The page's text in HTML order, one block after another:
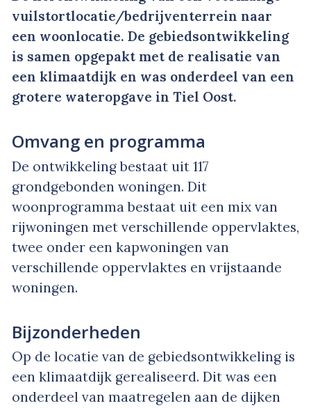
vuilstortlocatie/bedrijventerrein naar
een woonlocatie. De gebiedsontwikkeling
is samen opgepakt met de realisatie van
een klimaatdijk en was onderdeel van een
grotere wateropgave in Tiel Oost.
Omvang en programma
De ontwikkeling bestaat uit 117
grondgebonden woningen. Dit
woonprogramma bestaat uit een mix van
rijwoningen met verschillende oppervlaktes,
twee onder een kapwoningen van
verschillende oppervlaktes en vrijstaande
woningen.
Bijzonderheden
Op de locatie van de gebiedsontwikkeling is
een klimaatdijk gerealiseerd. Dit was een
onderdeel van maatregelen aan de dijken